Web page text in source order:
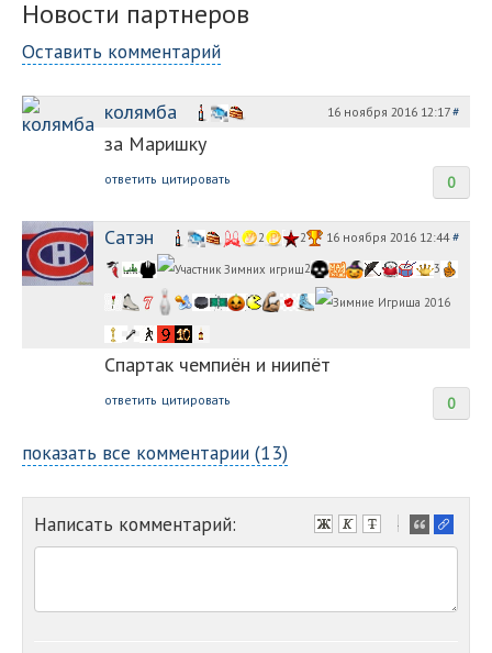
Новости партнеров
Оставить комментарий
колямба 16 ноября 2016 12:17#
за Маришку
0
ответить цитировать
Сатэн 16 ноября 2016 12:44#
2
2
2
3
Спартак чемпиён и ниипёт
0
ответить цитировать
показать все комментарии (13)
Написать комментарий:
-
-
-